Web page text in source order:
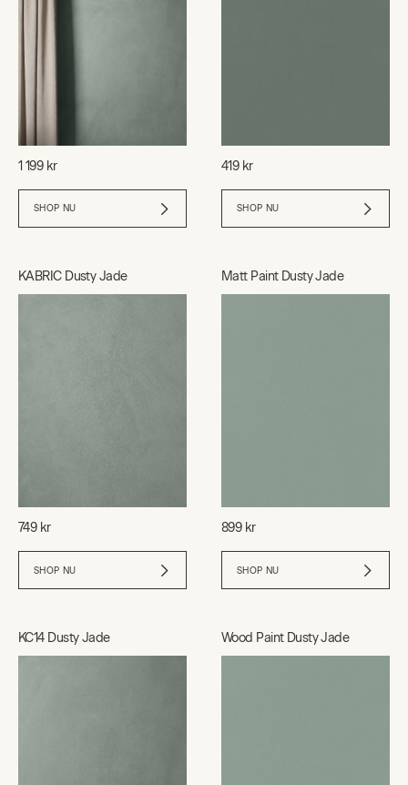
1 199 kr
SHOP NU
419 kr
SHOP NU
KABRIC Dusty Jade
749 kr
SHOP NU
Matt Paint Dusty Jade
899 kr
SHOP NU
KC14 Dusty Jade Wood Paint Dusty Jade